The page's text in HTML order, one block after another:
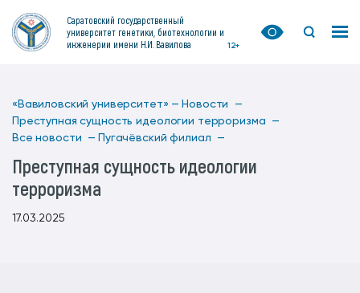
Саратовский государственный
университет генетики, биотехнологии и
инженерии имени Н.И. Вавилова
12+
«Вавиловский университет» — Новости —
Преступная сущность идеологии терроризма —
Все новости — Пугачёвский филиал —
Преступная сущность идеологии
терроризма
17.03.2025